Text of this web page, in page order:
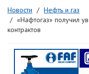
Новости
Нефть и газ
«Нафтогаз» получил
контрактов